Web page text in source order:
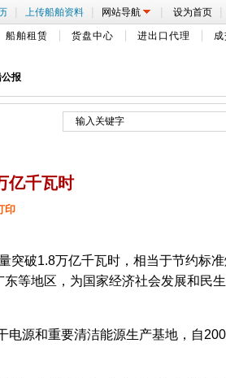
| 上传船舶资料 | 网站导航 | 设为首页 |
船舶租赁 货盘中心 进出口代理
报
亿千瓦时
印
破1.8万亿千瓦时，相当于节约标
等地区，为国家经济社会发展和民
源和重要清洁能源生产基地，自